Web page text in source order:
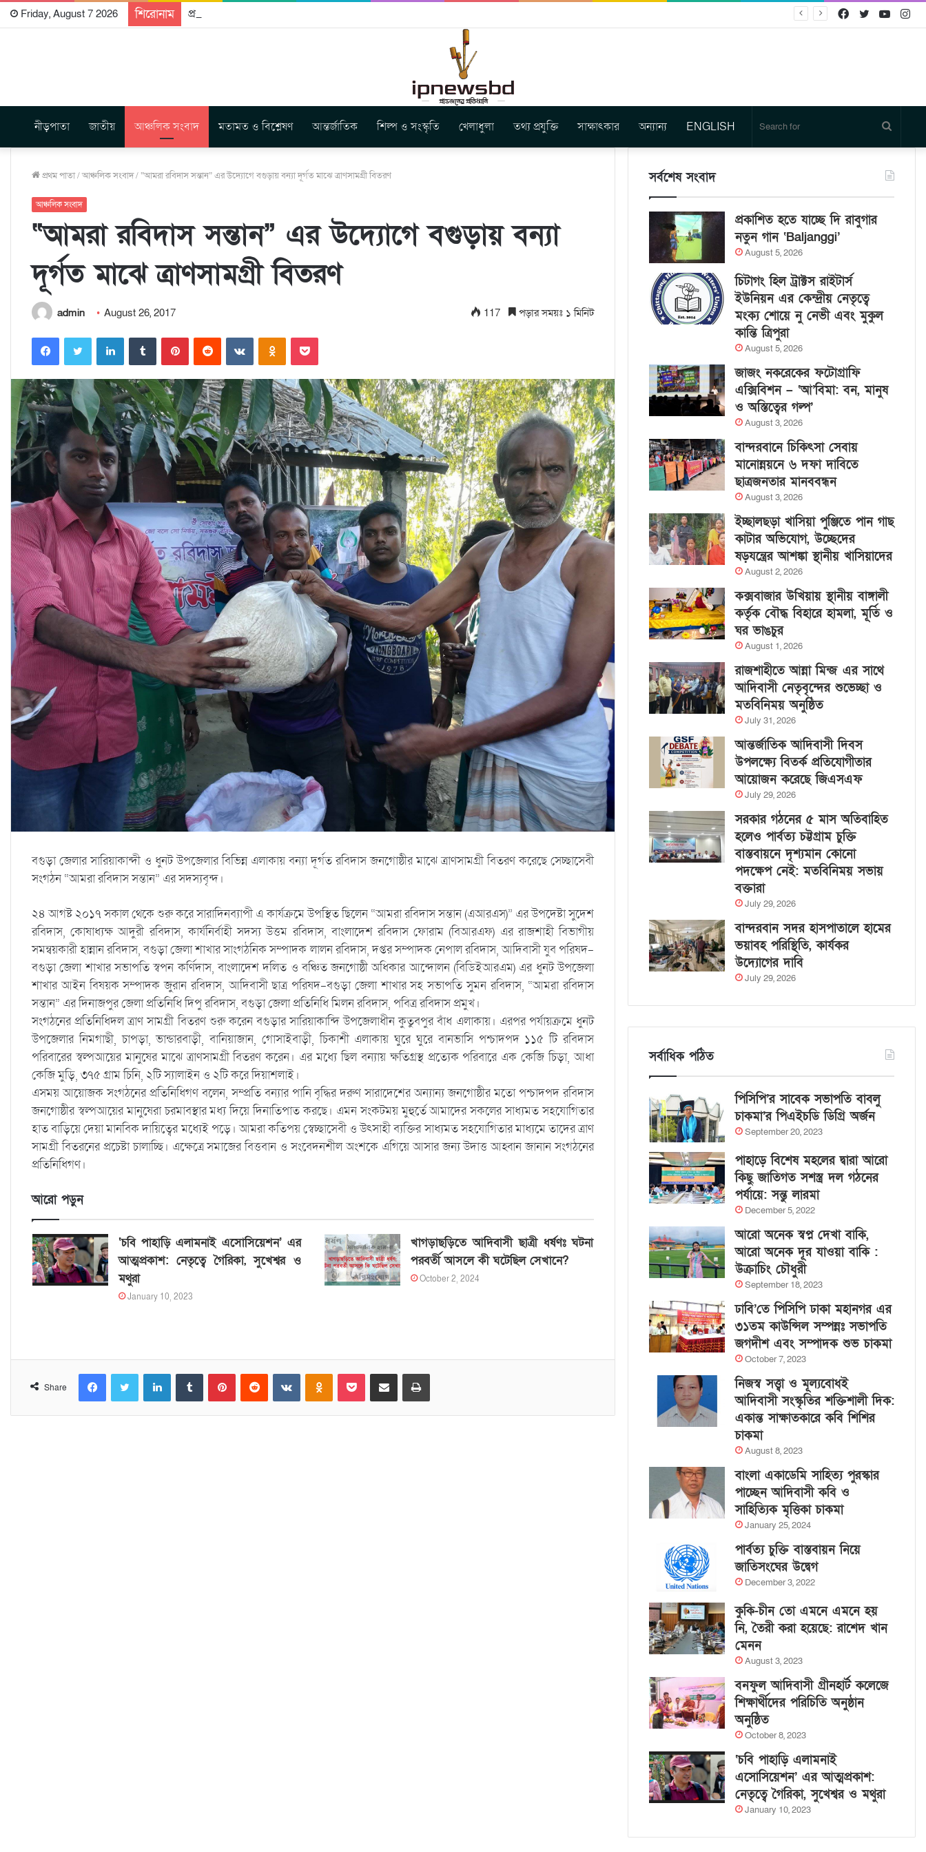
Friday, August 7 2026 শিরোনাম প্রকাশিত হতে যাচ্ছে দি রাবুগার নতুন গান ‘Baljanggi’ Twitter
Facebook
নীড়পাতা জাতীয় আঞ্চলিক সংবাদ মতামত ও বিশ্লেষণ আন্তর্জাতিক শিল্প ও সংস্কৃতি খেলাধুলা তথ্য প্রযুক্তি সাক্ষাৎকার অন্যান্য ENGLISH
for
প্রথম পাতা/আঞ্চলিক সংবাদ/ “আমরা রবিদাস সন্তান” এর উদ্যোগে বগুড়ায় বন্যা দূর্গত মাঝে ত্রাণসামগ্রী বিতরণ
আঞ্চলিক সংবাদ
“আমরা রবিদাস সন্তান” এর উদ্যোগে বগুড়ায় বন্যা
দূর্গত মাঝে ত্রাণসামগ্রী বিতরণ
admin August 26, 2017 117 পড়ার সময়ঃ ১ মিনিট
বগুড়া জেলার সারিয়াকান্দী ও ধুনট উপজেলার বিভিন্ন এলাকায় বন্যা দূর্গত রবিদাস জনগোষ্ঠীর মাঝে ত্রাণসামগ্রী বিতরণ করেছে সেচ্ছাসেবী
সংগঠন “আমরা রবিদাস সন্তান” এর সদস্যবৃন্দ।
২৪ আগষ্ট ২০১৭ সকাল থেকে শুরু করে সারাদিনব্যাপী এ কার্যক্রমে উপস্থিত ছিলেন “আমরা রবিদাস সন্তান (এআরএস)” এর উপদেষ্টা সুদেশ
রবিদাস, কোষাধ্যক্ষ আদুরী রবিদাস, কার্যনির্বাহী সদস্য উত্তম রবিদাস, বাংলাদেশ রবিদাস ফোরাম (বিআরএফ) এর রাজশাহী বিভাগীয়
সমন্বয়কারী হান্নান রবিদাস, বগুড়া জেলা শাখার সাংগঠনিক সম্পাদক লালন রবিদাস, দপ্তর সম্পাদক নেপাল রবিদাস, আদিবাসী যুব পরিষদ-
বগুড়া জেলা শাখার সভাপতি স্বপন কর্ণিদাস, বাংলাদেশ দলিত ও বঞ্চিত জনগোষ্ঠী অধিকার আন্দোলন (বিডিইআরএম) এর ধুনট উপজেলা
শাখার আইন বিষয়ক সম্পাদক জুরান রবিদাস, আদিবাসী ছাত্র পরিষদ-বগুড়া জেলা শাখার সহ সভাপতি সুমন রবিদাস, “আমরা রবিদাস
সন্তান” এর দিনাজপুর জেলা প্রতিনিধি দিপু রবিদাস, বগুড়া জেলা প্রতিনিধি মিলন রবিদাস, পবিত্র রবিদাস প্রমুখ।
সংগঠনের প্রতিনিধিদল ত্রাণ সামগ্রী বিতরণ শুরু করেন বগুড়ার সারিয়াকান্দি উপজেলাধীন কুতুবপুর বাঁধ এলাকায়। এরপর পর্যায়ক্রমে ধুনট
উপজেলার নিমগাছী, চাপড়া, ভান্ডারবাড়ী, বানিয়াজান, গোসাইবাড়ী, চিকাশী এলাকায় ঘুরে ঘুরে বানভাসি পশ্চাদপদ ১১৫ টি রবিদাস
পরিবারের স্বল্পআয়ের মানুষের মাঝে ত্রাণসামগ্রী বিতরণ করেন। এর মধ্যে ছিল বন্যায় ক্ষতিগ্রস্থ প্রত্যেক পরিবারে এক কেজি চিড়া, আধা
কেজি মুড়ি, ৩৭৫ গ্রাম চিনি, ২টি স্যালাইন ও ২টি করে দিয়াশলাই।
এসময় আয়োজক সংগঠনের প্রতিনিধিগণ বলেন, সম্প্রতি বন্যার পানি বৃদ্ধির দরুণ সারাদেশের অন্যান্য জনগোষ্ঠীর মতো পশ্চাদপদ রবিদাস
জনগোষ্ঠীর স্বল্পআয়ের মানুষেরা চরমাবস্থার মধ্য দিয়ে দিনাতিপাত করছে। এমন সংকটময় মুহুর্তে আমাদের সকলের সাধ্যমত সহযোগিতার
হাত বাড়িয়ে দেয়া মানবিক দায়িত্বের মধ্যেই পড়ে। আমরা কতিপয় স্বেচ্ছাসেবী ও উৎসাহী ব্যক্তির সাধ্যমত সহযোগিতার মাধ্যমে তাদের ত্রাণ
সামগ্রী বিতরনের প্রচেষ্টা চালাচ্ছি। এক্ষেত্রে সমাজের বিত্তবান ও সংবেদনশীল অংশকে এগিয়ে আসার জন্য উদাত্ত আহ্বান জানান সংগঠনের
প্রতিনিধিগণ।
আরো পড়ুন
‘চবি পাহাড়ি এলামনাই এসোসিয়েশন’ এর
আত্মপ্রকাশ: নেতৃত্বে গৈরিকা, সুখেশ্বর ও
মথুরা
January 10, 2023
খাগড়াছড়িতে আদিবাসী ছাত্রী ধর্ষণঃ ঘটনা
পরবর্তী আসলে কী ঘটেছিল সেখানে?
October 2, 2024
Share
সর্বশেষ সংবাদ
প্রকাশিত হতে যাচ্ছে দি রাবুগার
নতুন গান ‘Baljanggi’
August 5, 2026
চিটাগং হিল ট্রাক্টস রাইটার্স
ইউনিয়ন এর কেন্দ্রীয় নেতৃত্বে
মংক্য শোয়ে নু নেভী এবং মুকুল
কান্তি ত্রিপুরা
August 5, 2026
জাজং নকরেকের ফটোগ্রাফি
এক্সিবিশন – ‘আ’বিমা: বন, মানুষ
ও অস্তিত্বের গল্প’
August 3, 2026
বান্দরবানে চিকিৎসা সেবায়
মানোন্নয়নে ৬ দফা দাবিতে
ছাত্রজনতার মানববন্ধন
August 3, 2026
ইচ্ছালছড়া খাসিয়া পুঞ্জিতে পান গাছ
কাটার অভিযোগ, উচ্ছেদের
ষড়যন্ত্রের আশঙ্কা স্থানীয় খাসিয়াদের
August 2, 2026
কক্সবাজার উখিয়ায় স্থানীয় বাঙ্গালী
কর্তৃক বৌদ্ধ বিহারে হামলা, মূর্তি ও
ঘর ভাঙচুর
August 1, 2026
রাজশাহীতে আন্না মিন্জ এর সাথে
আদিবাসী নেতৃবৃন্দের শুভেচ্ছা ও
মতবিনিময় অনুষ্ঠিত
July 31, 2026
আন্তর্জাতিক আদিবাসী দিবস
উপলক্ষ্যে বিতর্ক প্রতিযোগীতার
আয়োজন করেছে জিএসএফ
July 29, 2026
সরকার গঠনের ৫ মাস অতিবাহিত
হলেও পার্বত্য চট্টগ্রাম চুক্তি
বাস্তবায়নে দৃশ্যমান কোনো
পদক্ষেপ নেই: মতবিনিময় সভায়
বক্তারা
July 29, 2026
বান্দরবান সদর হাসপাতালে হামের
ভয়াবহ পরিস্থিতি, কার্যকর
উদ্যোগের দাবি
July 29, 2026
সর্বাধিক পঠিত
পিসিপি’র সাবেক সভাপতি বাবলু
চাকমা’র পিএইচডি ডিগ্রি অর্জন
September 20, 2023
পাহাড়ে বিশেষ মহলের দ্বারা আরো
কিছু জাতিগত সশস্ত্র দল গঠনের
পর্যায়ে: সন্তু লারমা
December 5, 2022
আরো অনেক স্বপ্ন দেখা বাকি,
আরো অনেক দূর যাওয়া বাকি :
উক্রাচিং চৌধুরী
September 18, 2023
ঢাবি’তে পিসিপি ঢাকা মহানগর এর
৩১তম কাউন্সিল সম্পন্নঃ সভাপতি
জগদীশ এবং সম্পাদক শুভ চাকমা
October 7, 2023
নিজস্ব সত্ত্বা ও মূল্যবোধই
আদিবাসী সংস্কৃতির শক্তিশালী দিক:
একান্ত সাক্ষাতকারে কবি শিশির
চাকমা
August 8, 2023
বাংলা একাডেমি সাহিত্য পুরস্কার
পাচ্ছেন আদিবাসী কবি ও
সাহিত্যিক মৃত্তিকা চাকমা
January 25, 2024
পার্বত্য চুক্তি বাস্তবায়ন নিয়ে
জাতিসংঘের উদ্বেগ
December 3, 2022
কুকি-চীন তো এমনে এমনে হয়
নি, তৈরী করা হয়েছে: রাশেদ খান
মেনন
August 3, 2023
বনফুল আদিবাসী গ্রীনহার্ট কলেজে
শিক্ষার্থীদের পরিচিতি অনুষ্ঠান
অনুষ্ঠিত
October 8, 2023
‘চবি পাহাড়ি এলামনাই
এসোসিয়েশন’ এর আত্মপ্রকাশ:
নেতৃত্বে গৈরিকা, সুখেশ্বর ও মথুরা
January 10, 2023